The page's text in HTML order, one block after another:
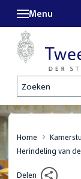
Zoeken
Menu
Home
Herindeling van
Delen